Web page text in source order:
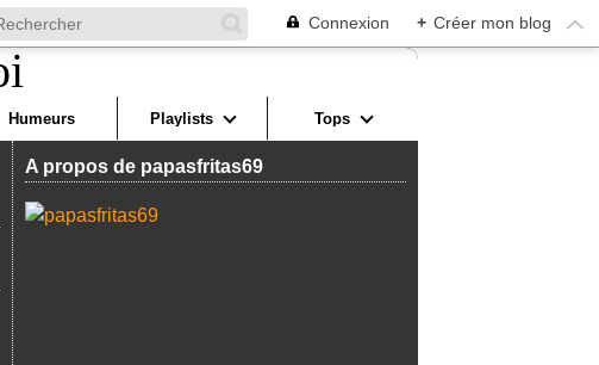
Connexion + Créer mon blog
Humeurs Playlists Tops
A propos de papasfritas69